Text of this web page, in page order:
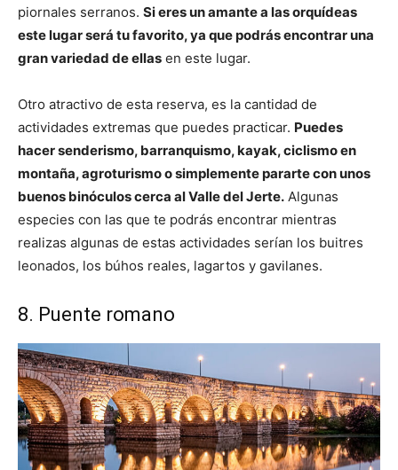
piornales serranos. Si eres un amante a las orquídeas
este lugar será tu favorito, ya que podrás encontrar una
gran variedad de ellas en este lugar.
Otro atractivo de esta reserva, es la cantidad de
actividades extremas que puedes practicar. Puedes
hacer senderismo, barranquismo, kayak, ciclismo en
montaña, agroturismo o simplemente pararte con unos
buenos binóculos cerca al Valle del Jerte. Algunas
especies con las que te podrás encontrar mientras
realizas algunas de estas actividades serían los buitres
leonados, los búhos reales, lagartos y gavilanes.
8. Puente romano